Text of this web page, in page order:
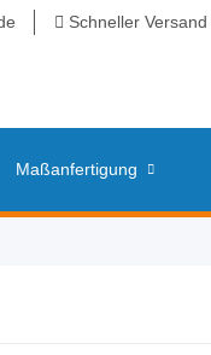
Schneller Versand
Maßanfertigung